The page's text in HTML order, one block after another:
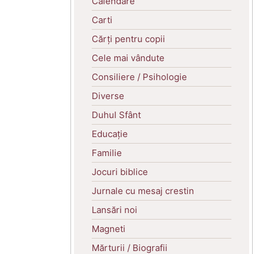
Carti
Cărți pentru copii
Cele mai vândute
Consiliere / Psihologie
Diverse
Duhul Sfânt
Educație
Familie
Jocuri biblice
Jurnale cu mesaj crestin
Lansări noi
Magneti
Mărturii / Biografii